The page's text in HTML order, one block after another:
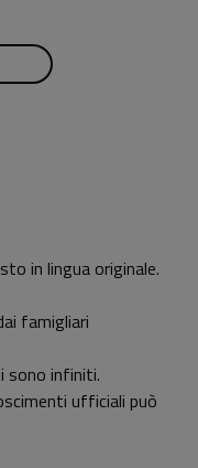
in lingua originale.
famigliari
sono infiniti.
ufficiali può